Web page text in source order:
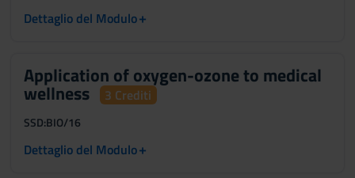
Dettaglio del Modulo+
Application of oxygen-ozone to medical
wellness 3 Crediti
SSD:BIO/16
Dettaglio del Modulo+